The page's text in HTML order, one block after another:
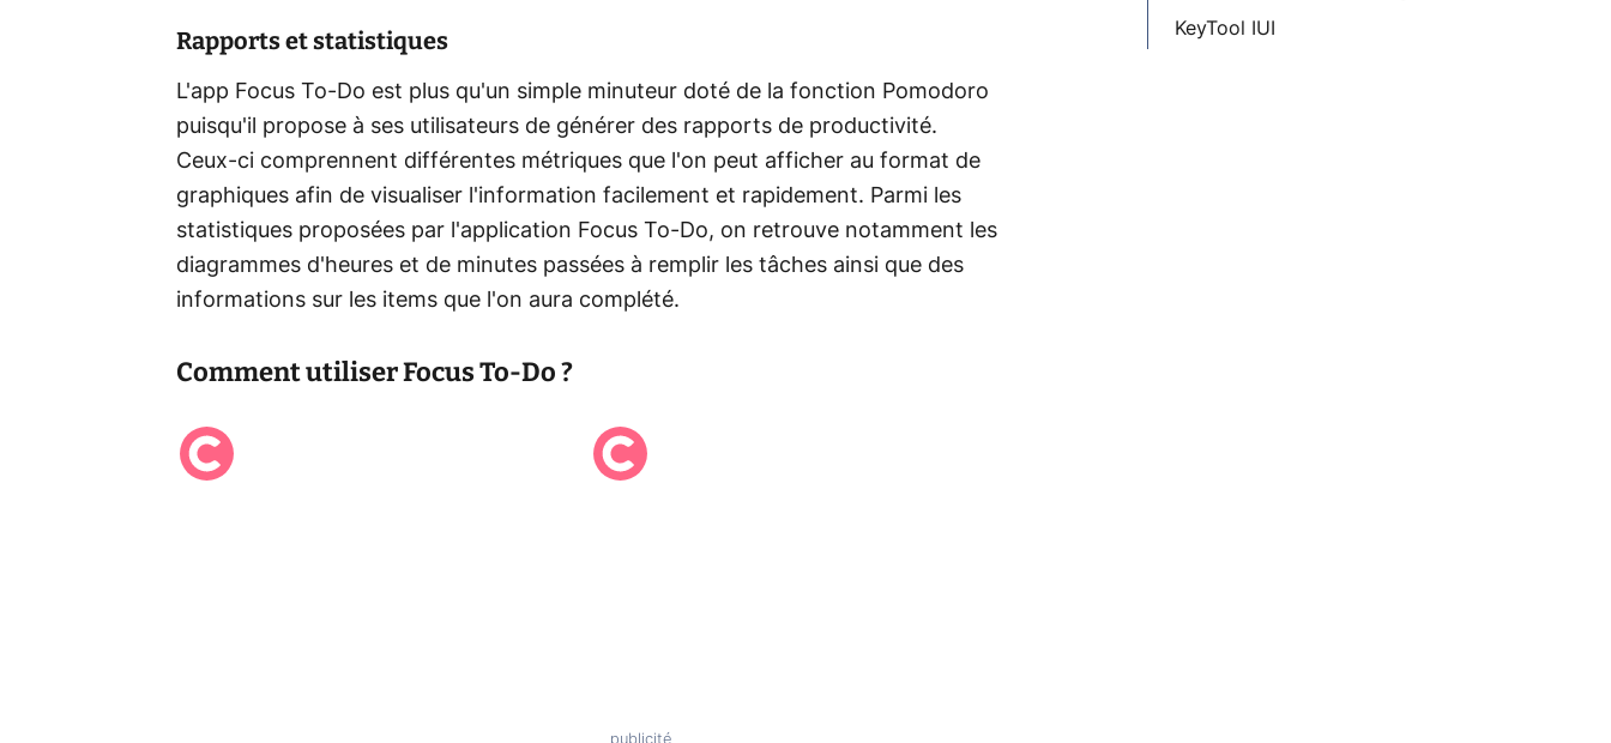
Rapports et statistiques
L'app Focus To-Do est plus qu'un simple minuteur doté de la fonction Pomodoro
puisqu'il propose à ses utilisateurs de générer des rapports de productivité.
Ceux-ci comprennent différentes métriques que l'on peut afficher au format de
graphiques afin de visualiser l'information facilement et rapidement. Parmi les
statistiques proposées par l'application Focus To-Do, on retrouve notamment les
diagrammes d'heures et de minutes passées à remplir les tâches ainsi que des
informations sur les items que l'on aura complété.
Comment utiliser Focus To-Do ?
KeyTool IUI